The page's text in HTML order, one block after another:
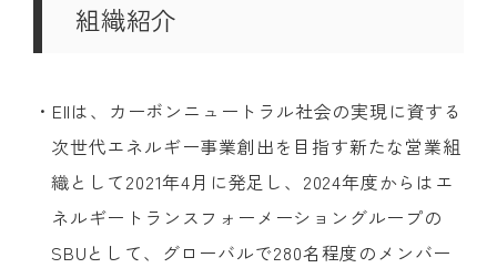
組織紹介
・EIIは、カーボンニュートラル社会の実現に資する
次世代エネルギー事業創出を目指す新たな営業組
織として2021年4月に発足し、2024年度からはエ
ネルギートランスフォーメーショングループの
SBUとして、グローバルで280名程度のメンバー